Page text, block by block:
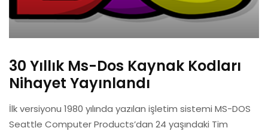
30 Yıllık Ms-Dos Kaynak Kodları
Nihayet Yayınlandı
İlk versiyonu 1980 yılında yazılan işletim sistemi MS-DOS
Seattle Computer Products’dan 24 yaşındaki Tim